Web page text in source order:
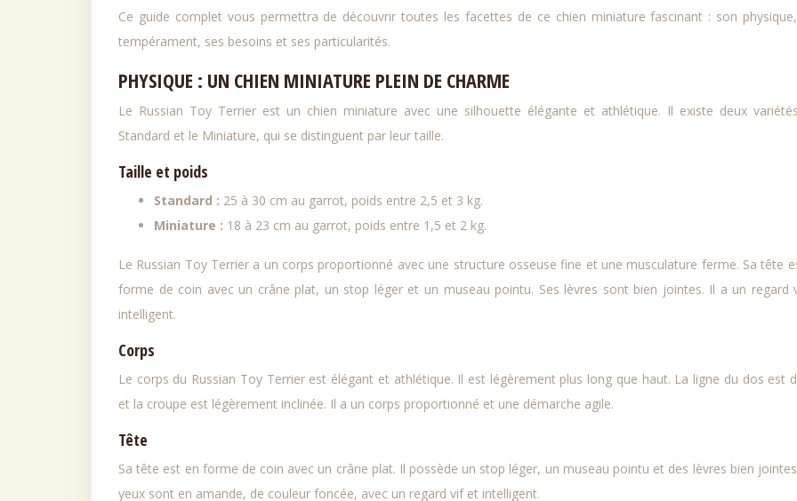
Ce guide complet vous permettra de découvrir toutes les facettes de ce chien miniature fascinant : son
tempérament, ses besoins et ses particularités.
PHYSIQUE : UN CHIEN MINIATURE PLEIN DE CHARME
Le Russian Toy Terrier est un chien miniature avec une silhouette élégante et athlétique. Il existe deux
Standard et le Miniature, qui se distinguent par leur taille.
Taille et poids
Standard : 25 à 30 cm au garrot, poids entre 2,5 et 3 kg.
Miniature : 18 à 23 cm au garrot, poids entre 1,5 et 2 kg.
Le Russian Toy Terrier a un corps proportionné avec une structure osseuse fine et une musculature ferme. Sa tête
forme de coin avec un crâne plat, un stop léger et un museau pointu. Ses lèvres sont bien jointes. Il a un regard
intelligent.
Corps
Le corps du Russian Toy Terrier est élégant et athlétique. Il est légèrement plus long que haut. La ligne du dos est
et la croupe est légèrement inclinée. Il a un corps proportionné et une démarche agile.
Tête
Sa tête est en forme de coin avec un crâne plat. Il possède un stop léger, un museau pointu et des lèvres bien
yeux sont en amande, de couleur foncée, avec un regard vif et intelligent.